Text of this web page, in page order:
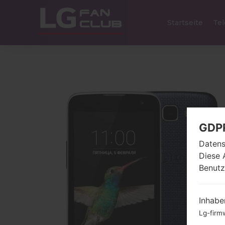
Startseite
Diese
Lg-